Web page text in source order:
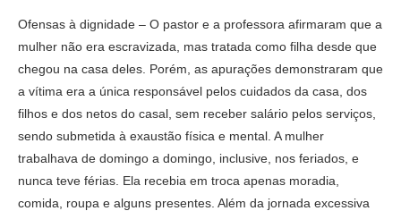
Ofensas à dignidade – O pastor e a professora afirmaram que a
mulher não era escravizada, mas tratada como filha desde que
chegou na casa deles. Porém, as apurações demonstraram que
a vítima era a única responsável pelos cuidados da casa, dos
filhos e dos netos do casal, sem receber salário pelos serviços,
sendo submetida à exaustão física e mental. A mulher
trabalhava de domingo a domingo, inclusive, nos feriados, e
nunca teve férias. Ela recebia em troca apenas moradia,
comida, roupa e alguns presentes. Além da jornada excessiva